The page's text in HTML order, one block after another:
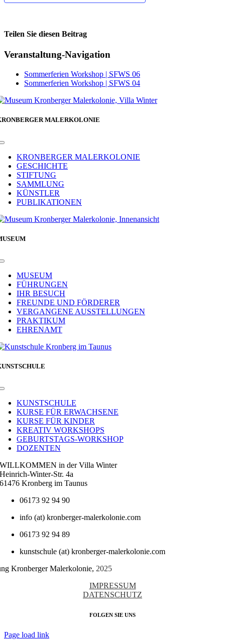
Teilen Sie diesen Beitrag
Facebook
Veranstaltung-Navigation
Sommerferien Workshop | SFWS 06
Sommerferien Workshop | SFWS 04
MALERKOLONIE
Toggle
NavigationKRONBERGER MALERKOLONIE
GESCHICHTE
STIFTUNG
SAMMLUNG
KÜNSTLER
PUBLIKATIONEN
Toggle
NavigationMUSEUM
FÜHRUNGEN
IHR BESUCH
FREUNDE UND FÖRDERER
VERGANGENE AUSSTELLUNGEN
PRAKTIKUM
EHRENAMT
Toggle
NavigationKUNSTSCHULE
KURSE FÜR ERWACHSENE
KURSE FÜR KINDER
KREATIV WORKSHOPS
GEBURTSTAGS-WORKSHOP
DOZENTEN
WILLKOMMEN in der Villa Winter
Heinrich-Winter-Str. 4a
61476 Kronberg im Taunus
06173 92 94 90
info (at) kronberger-malerkolonie.com
06173 92 94 89
kunstschule (at) kronberger-malerkolonie.com
Kronberger Malerkolonie, 2025
IMPRESSUM
DATENSCHUTZ
FOLGEN SIE UNS
Page load link